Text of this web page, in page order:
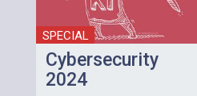
SPECIAL
Cybersecurity
2024